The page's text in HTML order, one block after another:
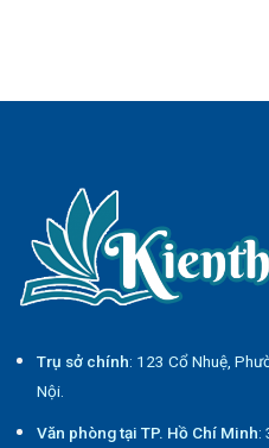
Trụ sở chính: 123 Cổ Nhuệ,
Nội.
Văn phòng tại TP. Hồ Chí Minh: